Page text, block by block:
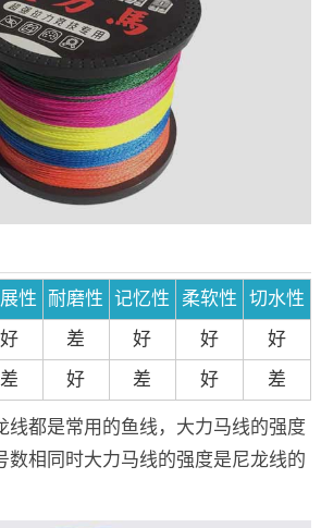
性 耐磨性 记忆性 柔软性
切水性
好 差 好 好
好
差 好 差 好 差
线都是常用的鱼线，大力马线的强度
数相同时大力马线的强度是尼龙线的